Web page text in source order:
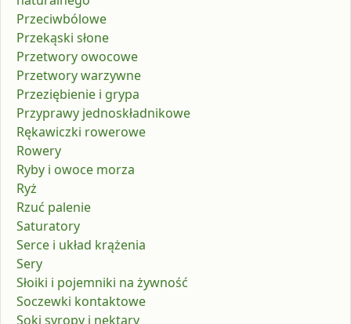
Przeciwbólowe
Przekąski słone
Przetwory owocowe
Przetwory warzywne
Przeziębienie i grypa
Przyprawy jednoskładnikowe
Rękawiczki rowerowe
Rowery
Ryby i owoce morza
Ryż
Rzuć palenie
Saturatory
Serce i układ krążenia
Sery
Słoiki i pojemniki na żywność
Soczewki kontaktowe
Soki syropy i nektary